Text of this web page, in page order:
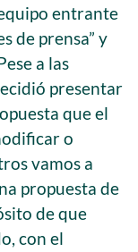
entrante
de prensa” y
a las
presentar
que el
o
vamos a
propuesta de
de que
con el